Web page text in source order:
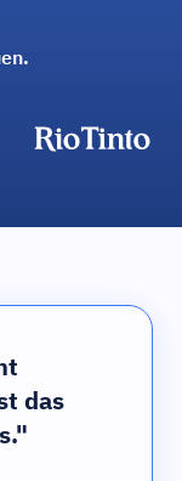
das